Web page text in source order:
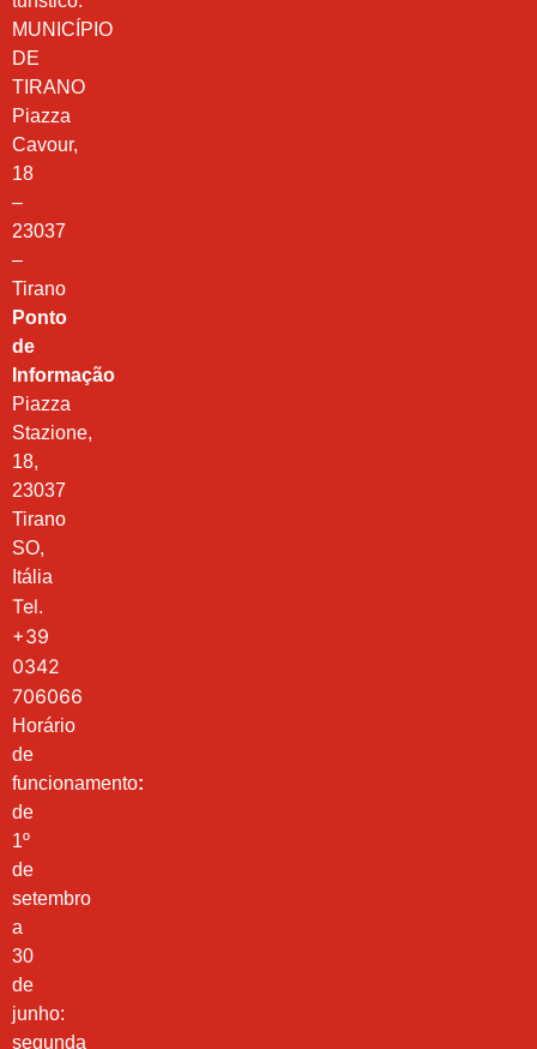
MUNICÍPIO
DE
TIRANO
Piazza
Cavour,
18
–
23037
–
Tirano
Ponto
de
Informação
Piazza
Stazione,
18,
23037
Tirano
SO,
Itália
Tel.
+39
0342
706066
Horário
de
funcionamento:
de
1º
de
setembro
a
30
de
junho:
segunda